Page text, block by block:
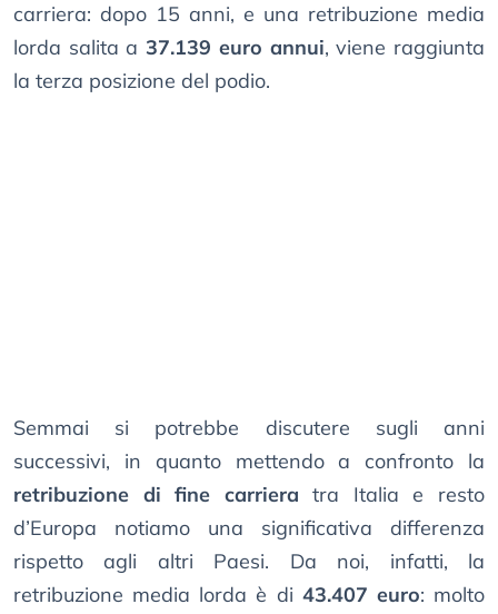
carriera: dopo 15 anni, e una retribuzione media
lorda salita a37.139 euro annui, viene raggiunta
la terza posizione del podio.
Semmai si potrebbe discutere sugli anni
successivi, in quanto mettendo a confronto la
retribuzione di fine carriera tra Italia e resto
d’Europa notiamo una significativa differenza
rispetto agli altri Paesi. Da noi, infatti, la
retribuzione media lorda è di 43.407 euro: molto